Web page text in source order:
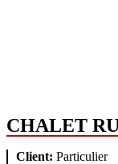
CHALET
Client: Particulier